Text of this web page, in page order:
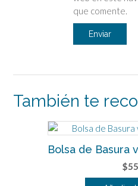
que comente.
También te
Bolsa de Basura
$